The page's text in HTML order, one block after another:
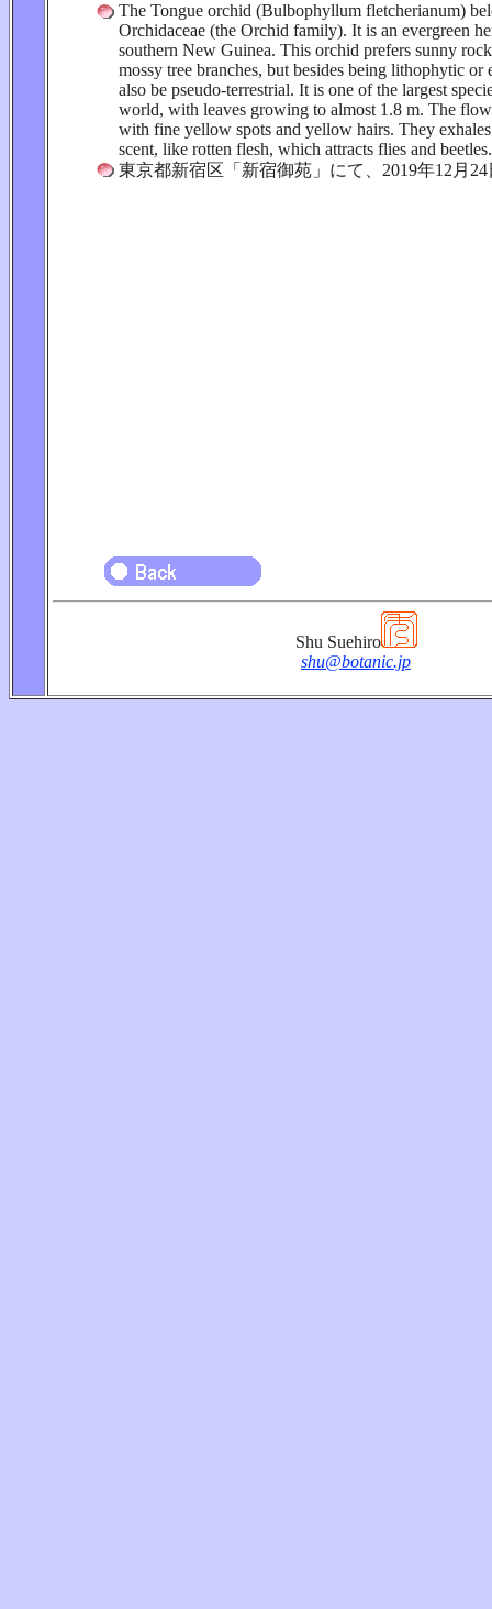
The Tongue orchid (Bulbophyllum fletcherianum)
Orchidaceae (the Orchid family). It is an evergreen
southern New Guinea. This orchid prefers sunny
mossy tree branches, but besides being lithophytic or
also be pseudo-terrestrial. It is one of the largest
world, with leaves growing to almost 1.8 m. The
with fine yellow spots and yellow hairs. They
scent, like rotten flesh, which attracts flies and beetles.
東京都新宿区「新宿御苑」にて、2019年12月
Shu Suehiro
shu@botanic.jp